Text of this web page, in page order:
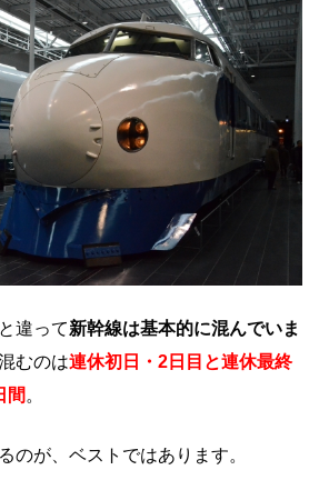
違って新幹線は基本的に混んでいま
むのは連休初日・2日目と連休最終
間 。
のが、ベストではあります。